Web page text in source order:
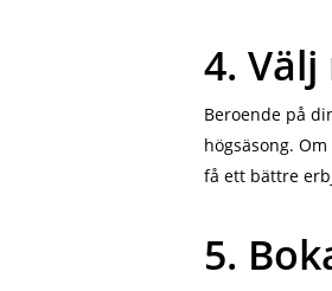
4.
Beroende på
högsäsong.
få ett bättre
5.